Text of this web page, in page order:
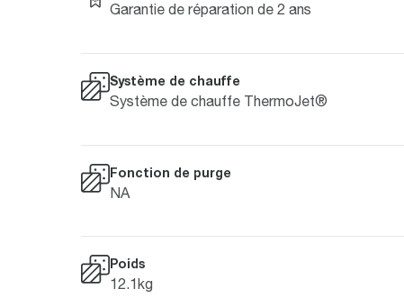
Garantie de réparation de 2 ans
Système de chauffe
Système de chauffe ThermoJet®
Fonction de purge
NA
Poids
12.1kg